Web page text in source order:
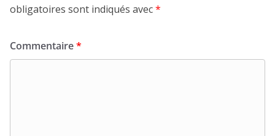
obligatoires sont indiqués avec*
Commentaire*